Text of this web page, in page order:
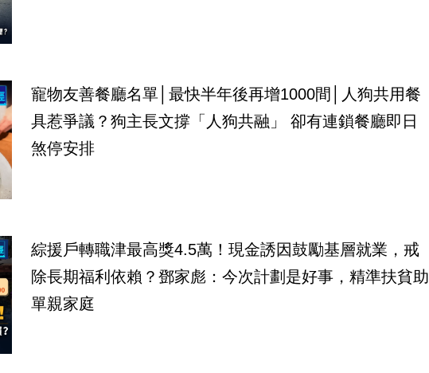
寵物友善餐廳名單│最快半年後再增1000間│人狗共用餐
具惹爭議？狗主長文撐「人狗共融」 卻有連鎖餐廳即日
煞停安排
綜援戶轉職津最高獎4.5萬！現金誘因鼓勵基層就業，戒
除長期福利依賴？鄧家彪：今次計劃是好事，精準扶貧助
單親家庭